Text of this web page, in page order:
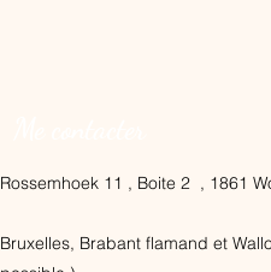
Rossemhoek 11 , Boite 2 , 1861
Bruxelles, Brabant flamand et